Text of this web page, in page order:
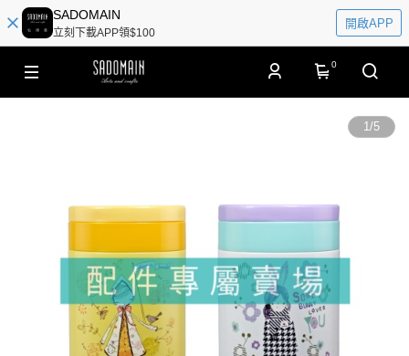
SADOMAIN
立刻下載APP領$100
開啟APP
0
1/5